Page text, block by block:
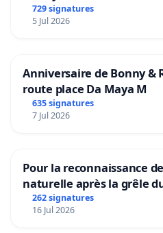
729 signatures
5 Jul 2026
Anniversaire de Bonny &
route place Da Maya M
635 signatures
7 Jul 2026
Pour la reconnaissance
naturelle après la grêle
Aubenas et ses alentours
262 signatures
16 Jul 2026